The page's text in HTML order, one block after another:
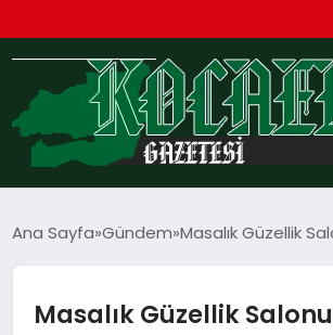
TEKNOLOJI
EKONOMI
Ana Sayfa Gündem Masalık Güzellik
Masalık Güzellik Salonu